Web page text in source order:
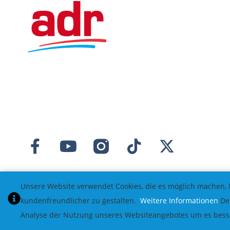
Unsere Website verwendet Cookies, die es möglich
kundenfreundlicher zu gestalten. Weitere Informationen
Analyse der Nutzung unseres Websiteangebotes um es